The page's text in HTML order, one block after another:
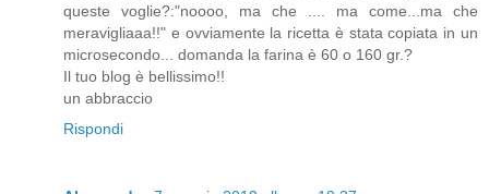
queste voglie?:"noooo, ma che .... ma come...ma che
meravigliaaa!!" e ovviamente la ricetta è stata copiata in un
microsecondo... domanda la farina è 60 o 160 gr.?
Il tuo blog è bellissimo!!
un abbraccio
Rispondi